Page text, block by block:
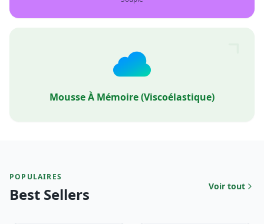
Mousse À Mémoire (viscoélastique)
POPULAIRES
Best Sellers Voir tout